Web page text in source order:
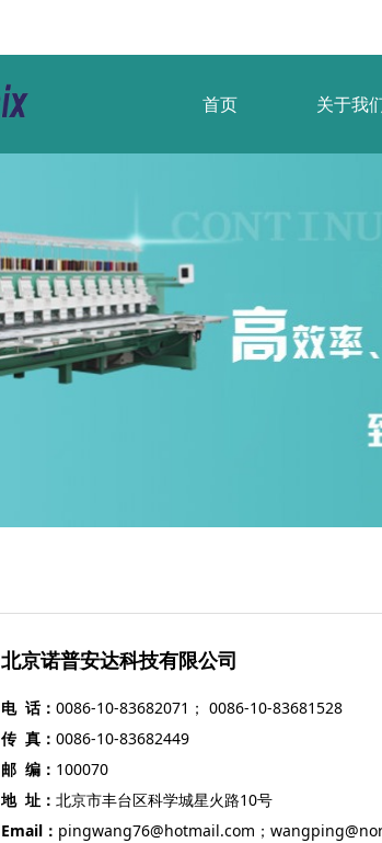
首页 关于我
北京诺普安达科技有限公司
电 话： 0086-10-83682071； 0086-10-83681528
传 真： 0086-10-83682449
邮 编： 100070
地 址： 北京市丰台区科学城星火路10号
Email： pingwang76@hotmail.com；